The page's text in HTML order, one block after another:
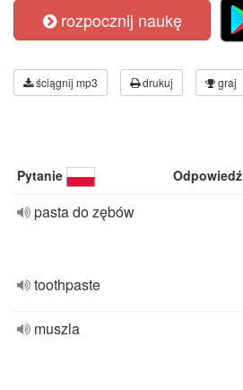
rozpocznij naukę
ściągnij mp3 drukuj graj
Pytanie Odpowiedź
pasta do zębów
toothpaste
muszla